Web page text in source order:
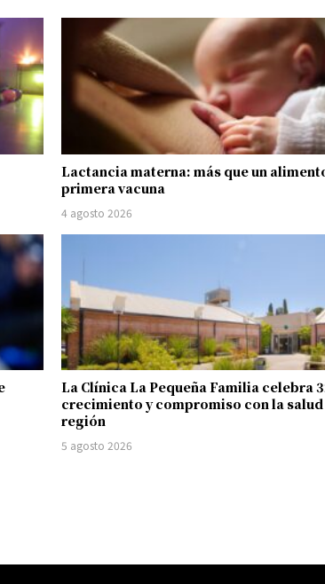
Lactancia materna: más que un
primera vacuna
4 agosto 2026
La Clínica La Pequeña Familia celebra
crecimiento y compromiso con la salud
región
5 agosto 2026